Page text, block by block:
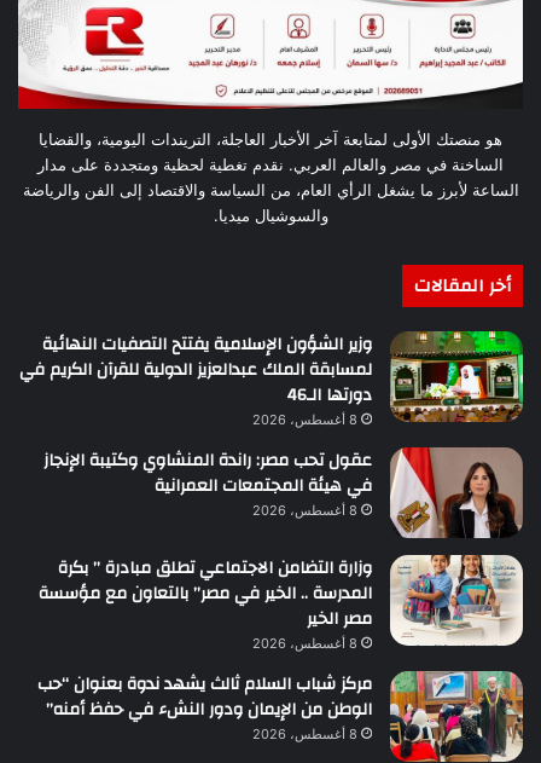
هو منصتك الأولى لمتابعة آخر الأخبار العاجلة، التريندات اليومية، والقضايا
الساخنة في مصر والعالم العربي. نقدم تغطية لحظية ومتجددة على مدار
الساعة لأبرز ما يشغل الرأي العام، من السياسة والاقتصاد إلى الفن والرياضة
والسوشيال ميديا.
أخر المقالات
وزير الشؤون الإسلامية يفتتح التصفيات النهائية
لمسابقة الملك عبدالعزيز الدولية للقرآن الكريم في
دورتها الـ46
8 أغسطس، 2026
عقول تحب مصر: راندة المنشاوي وكتيبة الإنجاز
في هيئة المجتمعات العمرانية
8 أغسطس، 2026
وزارة التضامن الاجتماعي تطلق مبادرة ” بكرة
المدرسة .. الخير في مصر” بالتعاون مع مؤسسة
مصر الخير
8 أغسطس، 2026
مركز شباب السلام ثالث يشهد ندوة بعنوان “حب
الوطن من الإيمان ودور النشء في حفظ أمنه”
8 أغسطس، 2026